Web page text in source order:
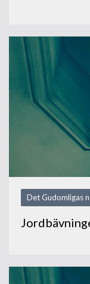
Det Gudomligas